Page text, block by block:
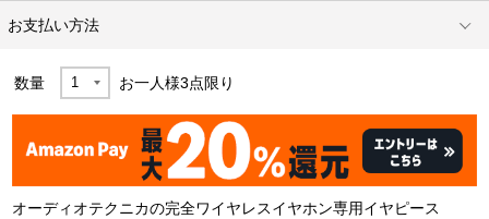
お支払い方法
数量 お一人様3点限り
オーディオテクニカの完全ワイヤレスイヤホン専用イヤピース